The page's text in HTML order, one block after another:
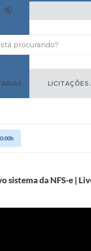
LICITAÇÕES
sistema da NFS-e |